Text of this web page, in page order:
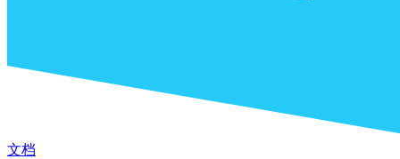
文档